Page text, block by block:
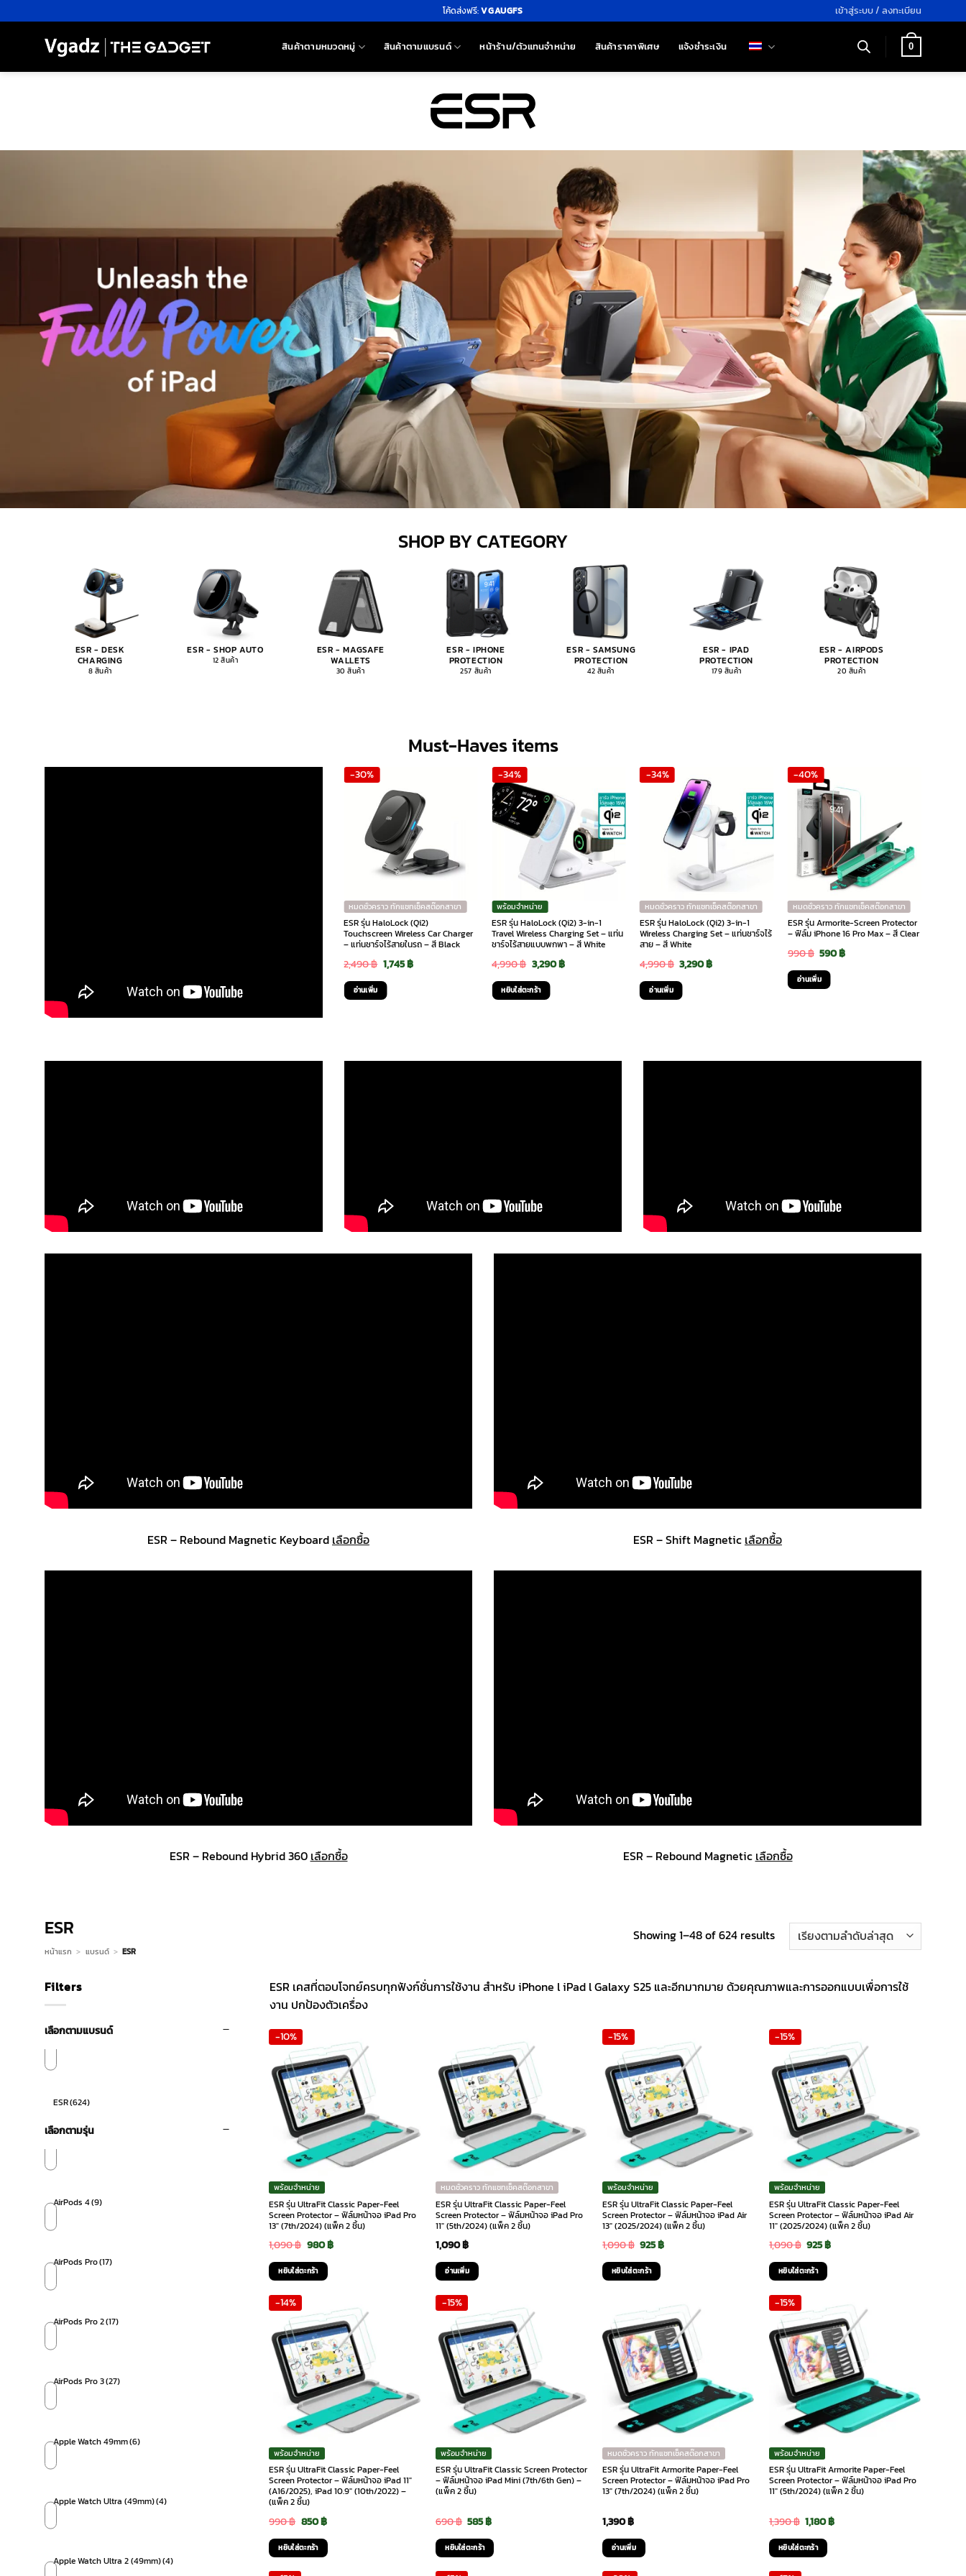
ไป
โค้ดส่งฟรี:VGAUGFS เข้าสู่ระบบ / ลงทะเบียน
สินค้าตามหมวดหมู่ สินค้าตามแบรนด์ หน้าร้าน/ตัวแทนจำหน่าย สินค้าราคาพิเศษ แจ้งชำระเงิน 0
SHOP BY CATEGORY
ESR - DESK
CHARGING
8 สินค้า
ESR - SHOP AUTO
12 สินค้า
ESR - MAGSAFE
WALLETS
30 สินค้า
ESR - IPHONE
PROTECTION
257 สินค้า
ESR - SAMSUNG
PROTECTION
42 สินค้า
ESR - IPAD
PROTECTION
179 สินค้า
ESR - AIRPODS
PROTECTION
20 สินค้า
Must-Haves items
-30%
หมดชั่วคราว ทักแชทเช็คสต๊อกสาขา
ESR รุ่น HaloLock (Qi2)
Touchscreen Wireless Car Charger
– แท่นชาร์จไร้สายในรถ – สี Black
2,490฿ Original
price
was:
1,745฿Current
อ่านเพิ่ม
-34%
พร้อมจำหน่าย
ESR รุ่น HaloLock (Qi2) 3-in-1
Travel Wireless Charging Set – แท่น
ชาร์จไร้สายแบบพกพา – สี White
4,990฿ Original
price
was:
3,290฿Current
หยิบใส่ตะกร้า
-34%
หมดชั่วคราว ทักแชทเช็คสต๊อกสาขา
ESR รุ่น HaloLock (Qi2) 3-in-1
Wireless Charging Set – แท่นชาร์จไร้
สาย – สี White
4,990฿ Original
price
was:
3,290฿Current
อ่านเพิ่ม
-40%
หมดชั่วคราว ทักแชทเช็คสต๊อกสาขา
ESR รุ่น Armorite-Screen Protector
– ฟิล์ม iPhone 16 Pro Max – สี Clear
990฿ Original
price
was:
590฿Current
อ่านเพิ่ม
ESR – Rebound Magnetic Keyboard เลือกซื้อ ESR – Shift Magnetic เลือกซื้อ
ESR – Rebound Hybrid 360 เลือกซื้อ ESR – Rebound Magnetic เลือกซื้อ
ESR
หน้าแรก > แบรนด์ > ESR
Showing 1–48 of 624 resultsSorted
Filters
เลือกตามแบรนด์
ESR(624)
เลือกตามรุ่น
AirPods 4(9)
AirPods Pro(17)
AirPods Pro 2(17)
AirPods Pro 3(27)
Apple Watch 49mm(6)
Apple Watch Ultra (49mm)(4)
Apple Watch Ultra 2 (49mm)(4)
ESR เคสที่ตอบโจทย์ครบทุกฟังก์ชั่นการใช้งาน สำหรับ iPhone l iPad l Galaxy S25 และอีกมากมาย ด้วยคุณภาพและการออกแบบเพื่อการใช้
งาน ปกป้องตัวเครื่อง
-10%
พร้อมจำหน่าย
ESR รุ่น UltraFit Classic Paper-Feel
Screen Protector – ฟิล์มหน้าจอ iPad Pro
13″ (7th/2024) (แพ็ค 2 ชิ้น)
1,090฿ Original
price
was:
980฿Current
980 ฿.
หยิบใส่ตะกร้า
หมดชั่วคราว ทักแชทเช็คสต๊อกสาขา
ESR รุ่น UltraFit Classic Paper-Feel
Screen Protector – ฟิล์มหน้าจอ iPad Pro
11″ (5th/2024) (แพ็ค 2 ชิ้น)
1,090฿
อ่านเพิ่ม
-15%
พร้อมจำหน่าย
ESR รุ่น UltraFit Classic Paper-Feel
Screen Protector – ฟิล์มหน้าจอ iPad Air
13″ (2025/2024) (แพ็ค 2 ชิ้น)
1,090฿ Original
price
was:
1,090 ฿.
925฿Current
925 ฿.
หยิบใส่ตะกร้า
-15%
พร้อมจำหน่าย
ESR รุ่น UltraFit Classic Paper-Feel
Screen Protector – ฟิล์มหน้าจอ iPad Air
11″ (2025/2024) (แพ็ค 2 ชิ้น)
1,090฿ Original
price
was:
1,090 ฿.
925฿Current
925 ฿.
หยิบใส่ตะกร้า
-14%
พร้อมจำหน่าย
ESR รุ่น UltraFit Classic Paper-Feel
Screen Protector – ฟิล์มหน้าจอ iPad 11″
(A16/2025), iPad 10.9″ (10th/2022) –
(แพ็ค 2 ชิ้น)
990฿ Original
price
was:
850฿Current
price
is:
หยิบใส่ตะกร้า
-15%
พร้อมจำหน่าย
ESR รุ่น UltraFit Classic Screen Protector
– ฟิล์มหน้าจอ iPad Mini (7th/6th Gen) –
(แพ็ค 2 ชิ้น)
690฿ Original
price
was:
585฿Current
price
is:
หยิบใส่ตะกร้า
หมดชั่วคราว ทักแชทเช็คสต๊อกสาขา
ESR รุ่น UltraFit Armorite Paper-Feel
Screen Protector – ฟิล์มหน้าจอ iPad Pro
13″ (7th/2024) (แพ็ค 2 ชิ้น)
1,390฿
อ่านเพิ่ม
-15%
พร้อมจำหน่าย
ESR รุ่น UltraFit Armorite Paper-Feel
Screen Protector – ฟิล์มหน้าจอ iPad Pro
11″ (5th/2024) (แพ็ค 2 ชิ้น)
1,390฿ Original
price
was:
1,180฿Current
หยิบใส่ตะกร้า